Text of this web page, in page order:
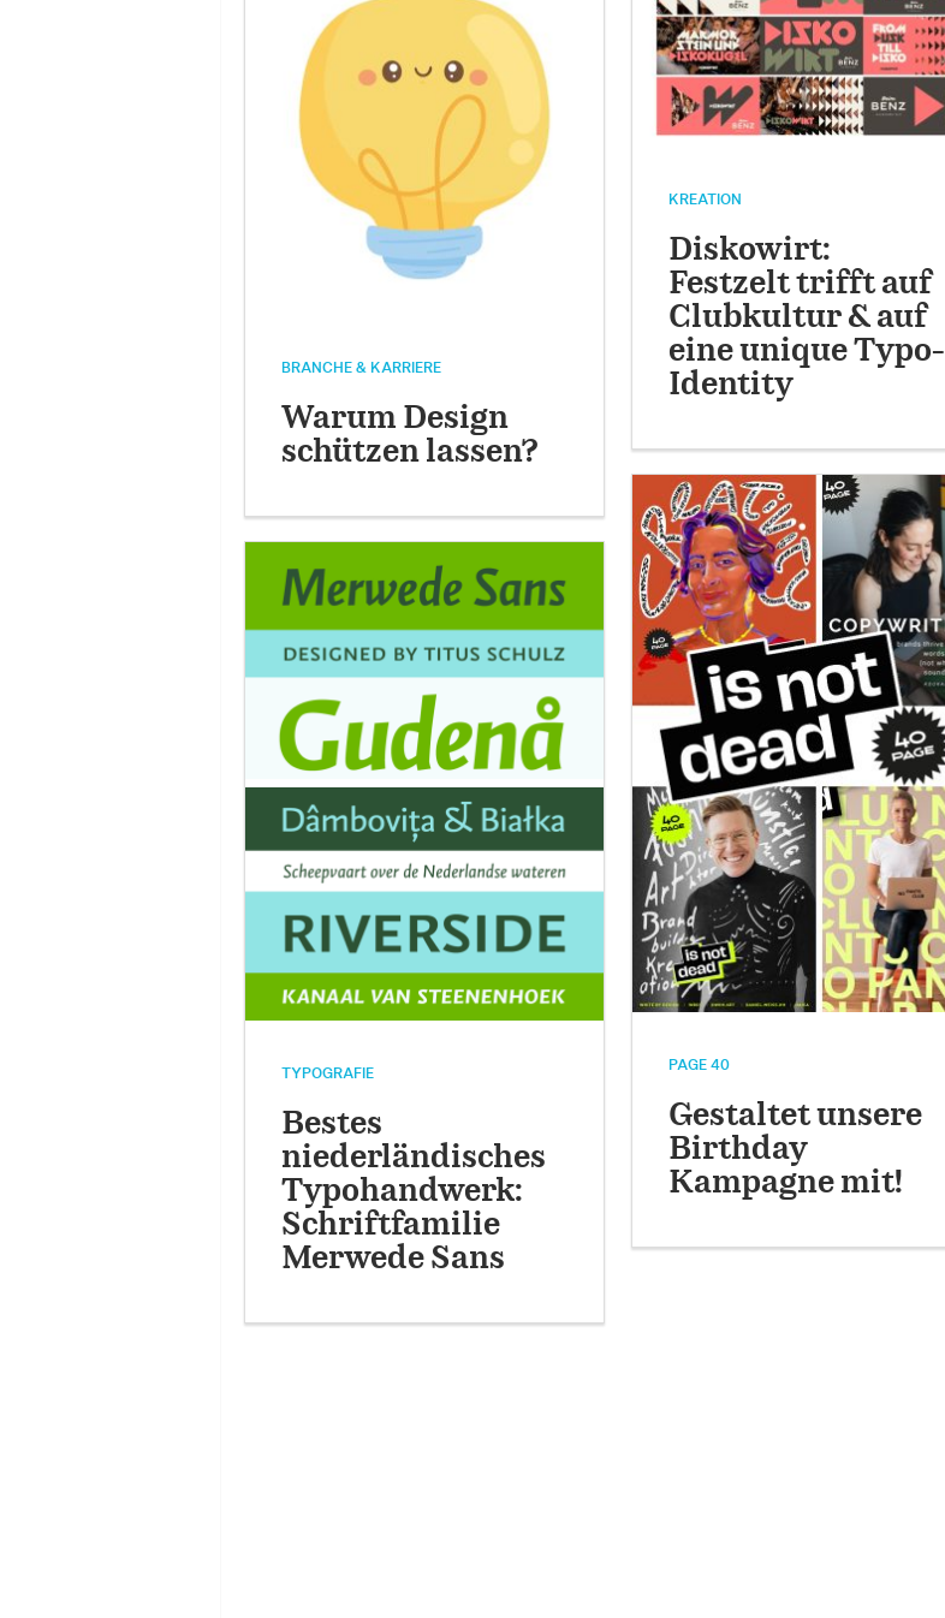
BRANCHE & KARRIERE
Warum Design
schützen lassen?
KREATION
Diskowirt:
Festzelt trifft auf
Clubkultur & auf
eine unique Typo-
Identity
TYPOGRAFIE
Bestes
niederländisches
Typohandwerk:
Schriftfamilie
Merwede Sans
PAGE 40
Gestaltet unsere
Birthday
Kampagne mit!